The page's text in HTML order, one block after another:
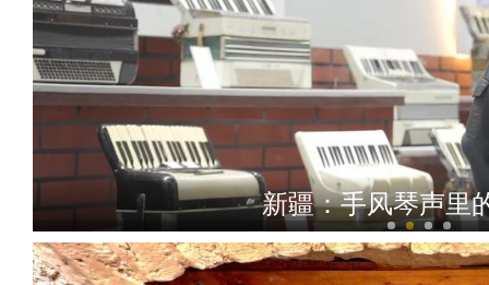
新疆：手风琴声里